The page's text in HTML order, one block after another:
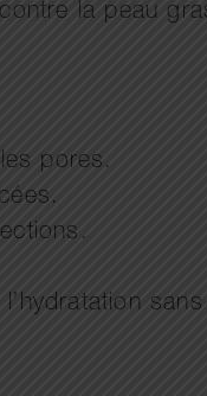
la peau
pores.